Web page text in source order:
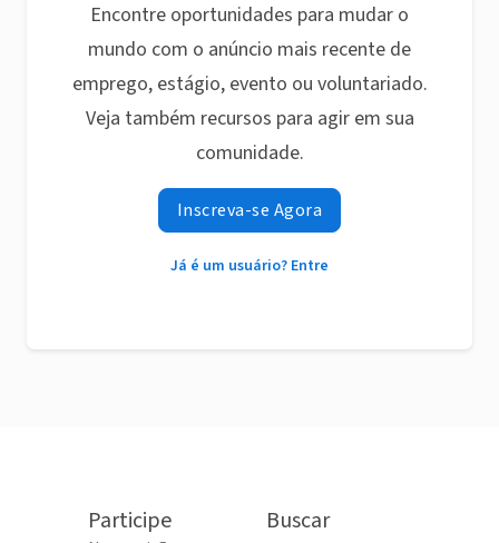
Encontre oportunidades para mudar o
mundo com o anúncio mais recente de
emprego, estágio, evento ou voluntariado.
Veja também recursos para agir em sua
comunidade.
Inscreva-se Agora
Já é um usuário? Entre
Participe
Buscar